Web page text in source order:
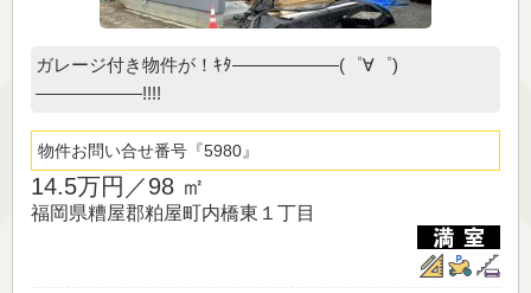
ガレージ付き物件が！ｷﾀ——————(゜∀゜)
——————!!!!
物件お問い合せ番号 5980
14.5万円／98 ㎡
福岡県糟屋郡粕屋町内橋東１丁目